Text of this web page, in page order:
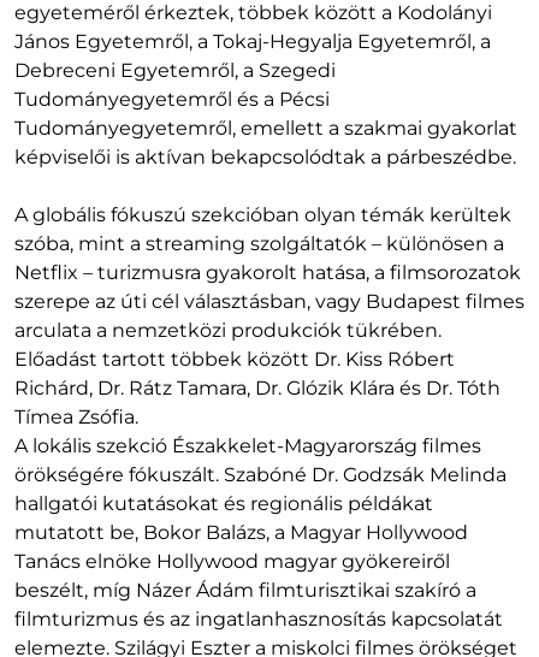
egyeteméről érkeztek, többek között a Kodolányi
János Egyetemről, a Tokaj-Hegyalja Egyetemről, a
Debreceni Egyetemről, a Szegedi
Tudományegyetemről és a Pécsi
Tudományegyetemről, emellett a szakmai gyakorlat
képviselői is aktívan bekapcsolódtak a párbeszédbe.
A globális fókuszú szekcióban olyan témák kerültek
szóba, mint a streaming szolgáltatók – különösen a
Netflix – turizmusra gyakorolt hatása, a filmsorozatok
szerepe az úti cél választásban, vagy Budapest filmes
arculata a nemzetközi produkciók tükrében.
Előadást tartott többek között Dr. Kiss Róbert
Richárd, Dr. Rátz Tamara, Dr. Glózik Klára és Dr. Tóth
Tímea Zsófia.
A lokális szekció Északkelet-Magyarország filmes
örökségére fókuszált. Szabóné Dr. Godzsák Melinda
hallgatói kutatásokat és regionális példákat
mutatott be, Bokor Balázs, a Magyar Hollywood
Tanács elnöke Hollywood magyar gyökereiről
beszélt, míg Názer Ádám filmturisztikai szakíró a
filmturizmus és az ingatlanhasznosítás kapcsolatát
elemezte. Szilágyi Eszter a miskolci filmes örökséget